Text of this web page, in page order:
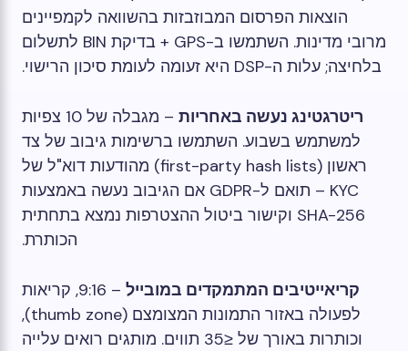
הוצאות הפרסום המבוזבזות בהשוואה לקמפיינים
מרובי מדינות. השתמשו ב-GPS + בדיקת BIN לתשלום
בלחיצה; עלות ה-DSP היא זעומה לעומת סיכון הרישוי.
ריטרגטינג נעשה באחריות
– מגבלה של 10 צפיות
למשתמש בשבוע. השתמשו ברשימות גיבוב של צד
ראשון (first-party hash lists) מהודעות דוא"ל של
KYC – תואם ל-GDPR אם הגיבוב נעשה באמצעות
SHA-256 וקישור ביטול ההצטרפות נמצא בתחתית
הכותרת.
קריאייטיבים המתמקדים במובייל
– 9:16, קריאות
לפעולה באזור התמונות המצומצם (thumb zone),
וכותרות באורך של ≤35 תווים. מותגים רואים עלייה